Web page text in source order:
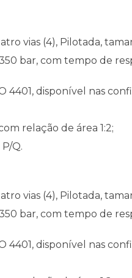
vias (4), Pilotada,
bar, com tempo de
4401, disponível nas
relação de área 1:2;
Q.
vias (4), Pilotada,
bar, com tempo de
4401, disponível nas